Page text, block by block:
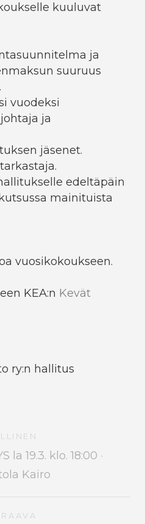
kuuluvat
ja
suuruus
vuodeksi
ja
jäsenet.
edeltäpäin
mainituista
vuosikokoukseen.
KEA:n Kevät
ry:n hallitus
la 19.3. klo. 18:00 ·
Kairo